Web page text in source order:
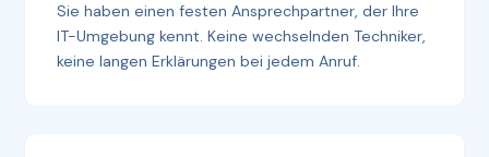
Sie haben einen festen Ansprechpartner, der Ihre
IT-Umgebung kennt. Keine wechselnden Techniker,
keine langen Erklärungen bei jedem Anruf.